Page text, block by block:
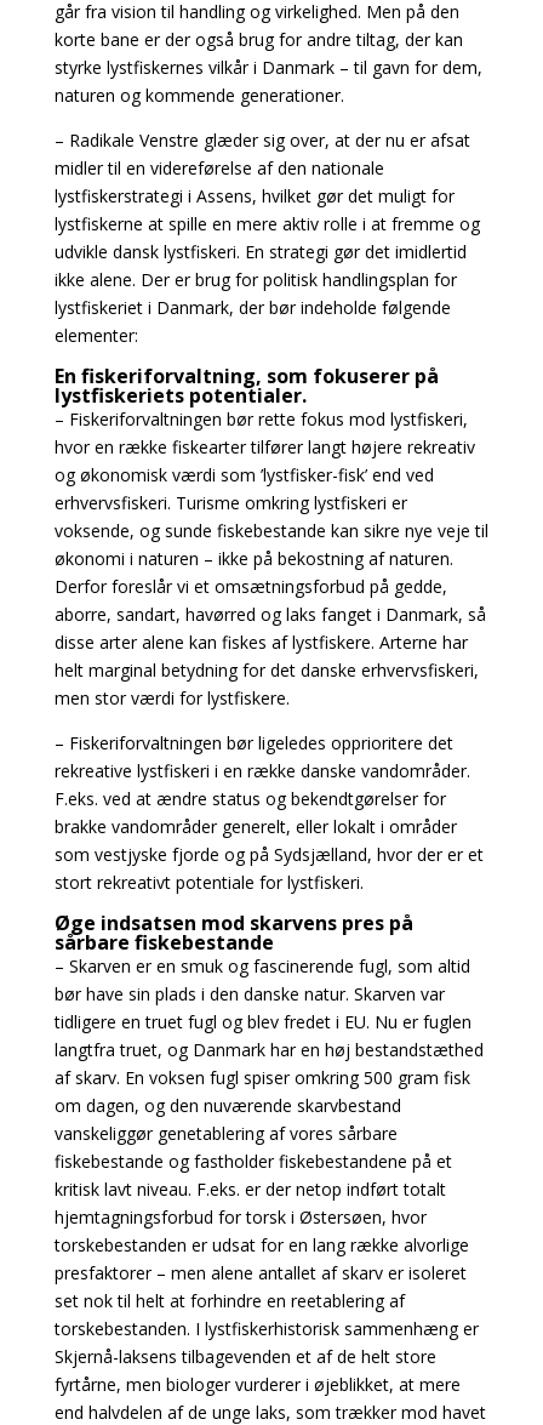
går fra vision til handling og virkelighed. Men på den
korte bane er der også brug for andre tiltag, der kan
styrke lystfiskernes vilkår i Danmark – til gavn for dem,
naturen og kommende generationer.
– Radikale Venstre glæder sig over, at der nu er afsat
midler til en videreførelse af den nationale
lystfiskerstrategi i Assens, hvilket gør det muligt for
lystfiskerne at spille en mere aktiv rolle i at fremme og
udvikle dansk lystfiskeri. En strategi gør det imidlertid
ikke alene. Der er brug for politisk handlingsplan for
lystfiskeriet i Danmark, der bør indeholde følgende
elementer:
En fiskeriforvaltning, som fokuserer på
lystfiskeriets potentialer.
– Fiskeriforvaltningen bør rette fokus mod lystfiskeri,
hvor en række fiskearter tilfører langt højere rekreativ
og økonomisk værdi som ’lystfisker-fisk’ end ved
erhvervsfiskeri. Turisme omkring lystfiskeri er
voksende, og sunde fiskebestande kan sikre nye veje til
økonomi i naturen – ikke på bekostning af naturen.
Derfor foreslår vi et omsætningsforbud på gedde,
aborre, sandart, havørred og laks fanget i Danmark, så
disse arter alene kan fiskes af lystfiskere. Arterne har
helt marginal betydning for det danske erhvervsfiskeri,
men stor værdi for lystfiskere.
– Fiskeriforvaltningen bør ligeledes opprioritere det
rekreative lystfiskeri i en række danske vandområder.
F.eks. ved at ændre status og bekendtgørelser for
brakke vandområder generelt, eller lokalt i områder
som vestjyske fjorde og på Sydsjælland, hvor der er et
stort rekreativt potentiale for lystfiskeri.
Øge indsatsen mod skarvens pres på
sårbare fiskebestande
– Skarven er en smuk og fascinerende fugl, som altid
bør have sin plads i den danske natur. Skarven var
tidligere en truet fugl og blev fredet i EU. Nu er fuglen
langtfra truet, og Danmark har en høj bestandstæthed
af skarv. En voksen fugl spiser omkring 500 gram fisk
om dagen, og den nuværende skarvbestand
vanskeliggør genetablering af vores sårbare
fiskebestande og fastholder fiskebestandene på et
kritisk lavt niveau. F.eks. er der netop indført totalt
hjemtagningsforbud for torsk i Østersøen, hvor
torskebestanden er udsat for en lang række alvorlige
presfaktorer – men alene antallet af skarv er isoleret
set nok til helt at forhindre en reetablering af
torskebestanden. I lystfiskerhistorisk sammenhæng er
Skjernå-laksens tilbagevenden et af de helt store
fyrtårne, men biologer vurderer i øjeblikket, at mere
end halvdelen af de unge laks, som trækker mod havet